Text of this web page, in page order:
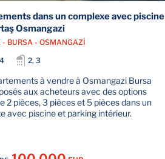
dans un complexe avec piscine
Osmangazi
- BURSA - OSMANGAZİ
2, 3
à vendre à Osmangazi Bursa
aux acheteurs avec des options
2 pièces, 3 pièces et 5 pièces dans un
avec piscine et parking intérieur.